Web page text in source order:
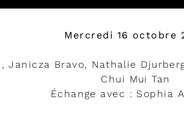
Mercredi 16 octobre
Janicza Bravo, Nathalie
Chui Mui Tan
Échange avec : Sophia